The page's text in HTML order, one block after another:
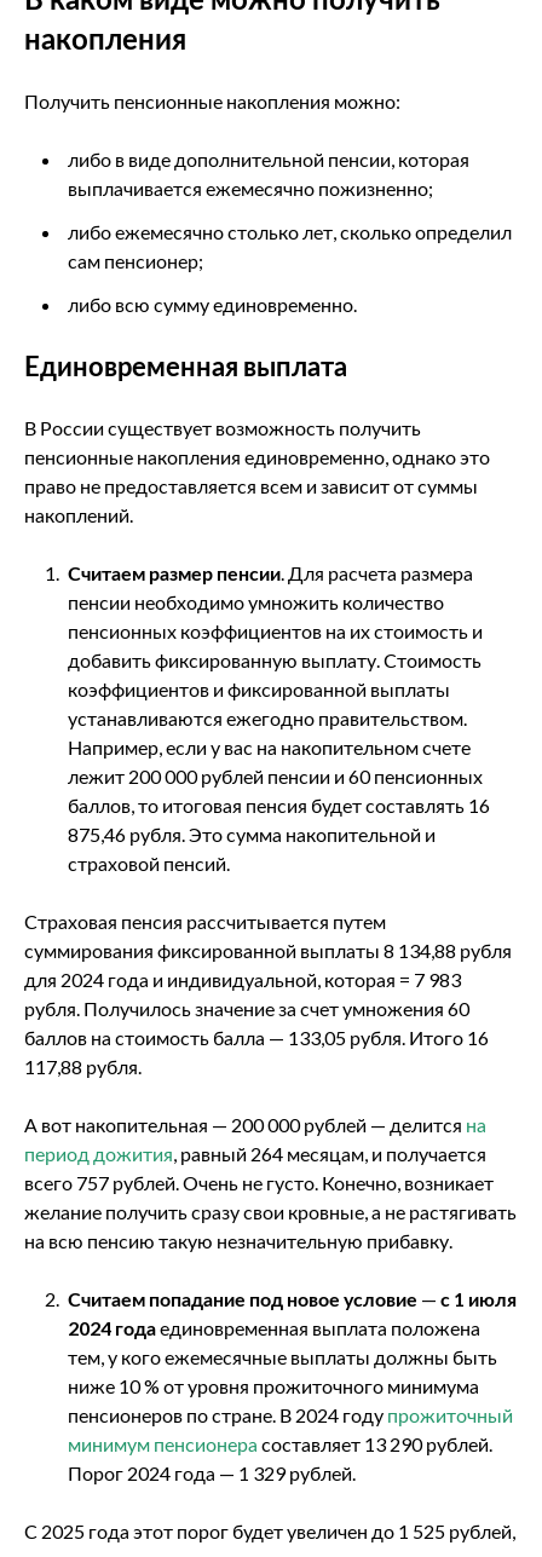
накопления
Получить пенсионные накопления можно:
либо в виде дополнительной пенсии, которая
выплачивается ежемесячно пожизненно;
либо ежемесячно столько лет, сколько определил
сам пенсионер;
либо всю сумму единовременно.
Единовременная выплата
В России существует возможность получить
пенсионные накопления единовременно, однако это
право не предоставляется всем и зависит от суммы
накоплений.
Считаем размер пенсии. Для расчета размера
пенсии необходимо умножить количество
пенсионных коэффициентов на их стоимость и
добавить фиксированную выплату. Стоимость
коэффициентов и фиксированной выплаты
устанавливаются ежегодно правительством.
Например, если у вас на накопительном счете
лежит 200 000 рублей пенсии и 60 пенсионных
баллов, то итоговая пенсия будет составлять 16
875,46 рубля. Это сумма накопительной и
страховой пенсий.
Страховая пенсия рассчитывается путем
суммирования фиксированной выплаты 8 134,88 рубля
для 2024 года и индивидуальной, которая = 7 983
рубля. Получилось значение за счет умножения 60
баллов на стоимость балла — 133,05 рубля. Итого 16
117,88 рубля.
А вот накопительная — 200 000 рублей — делится на
период дожития, равный 264 месяцам, и получается
всего 757 рублей. Очень не густо. Конечно, возникает
желание получить сразу свои кровные, а не растягивать
на всю пенсию такую незначительную прибавку.
Считаем попадание под новое условие — с 1 июля
2024 годаединовременная выплата положена
тем, у кого ежемесячные выплаты должны быть
ниже 10 % от уровня прожиточного минимума
пенсионеров по стране. В 2024 году прожиточный
минимум пенсионера составляет 13 290 рублей.
Порог 2024 года — 1 329 рублей.
С 2025 года этот порог будет увеличен до 1 525 рублей,